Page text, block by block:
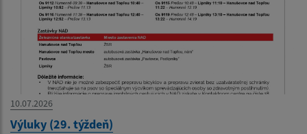
10.07.2026
Výluky (29. týždeň)